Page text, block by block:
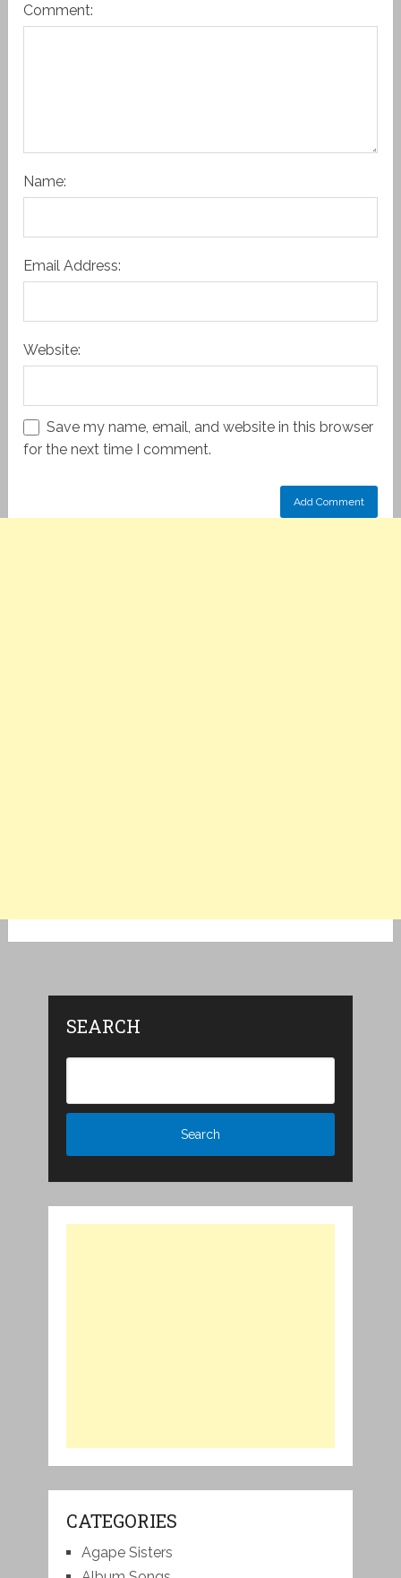
Comment:
Name:
Email Address:
Website:
Save my name, email, and website in this browser
for the next time I comment.
SEARCH
CATEGORIES
Agape Sisters